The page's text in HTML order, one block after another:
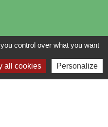
du
control over what you want
all cookies Personalize